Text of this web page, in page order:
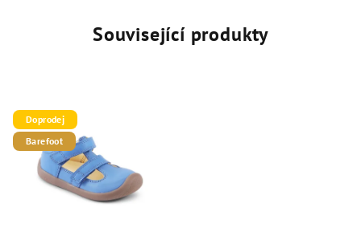
Související produkty
Doprodej
Barefoot